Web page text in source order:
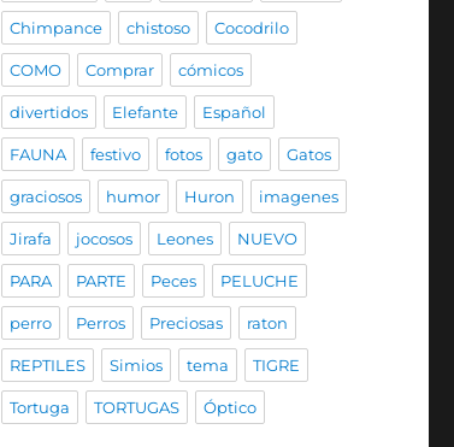
Chimpance chistoso Cocodrilo
COMO Comprar cómicos
divertidos Elefante Español
FAUNA festivo fotos gato Gatos
graciosos humor Huron imagenes
Jirafa jocosos Leones NUEVO
PARA PARTE Peces PELUCHE
perro Perros Preciosas raton
REPTILES Simios tema TIGRE
Tortuga TORTUGAS Óptico